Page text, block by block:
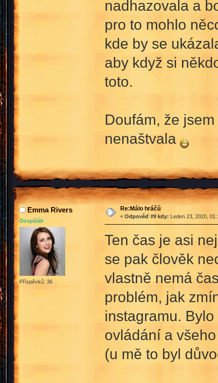
nadhazovala a
pro to mohlo
kde by se
aby když si
toto.
Doufám, že
nenaštvala
Emma Rivers
Dospělák
Příspěvků: 36
Re:Málo hráčů
« Odpověď #9 kdy: Leden 23, 2020,
Ten čas je asi
se pak člověk
vlastně nemá
problém, jak
instagramu.
ovládání a
(u mě to byl